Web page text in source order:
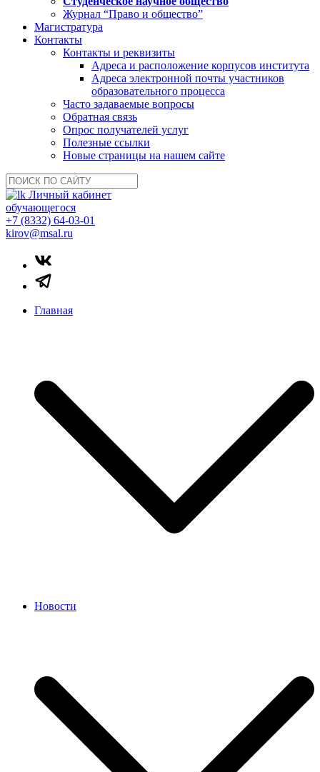
Журнал “Право и общество”
Магистратура
Контакты
Контакты и реквизиты
Адреса и расположение корпусов института
Адреса электронной почты участников
образовательного процесса
Часто задаваемые вопросы
Обратная связь
Опрос получателей услуг
Полезные ссылки
Новые страницы на нашем сайте
Личный кабинет
обучающегося
+7 (8332) 64-03-01
kirov@msal.ru
Главная
Новости